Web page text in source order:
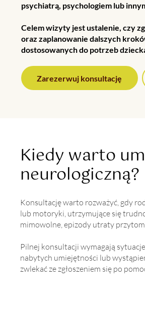
psychiatrą, psychologiem lub
Celem wizyty jest ustalenie, czy
oraz zaplanowanie dalszych
dostosowanych do potrzeb
Zarezerwuj konsultację
Kiedy warto
neurologiczną?
Konsultację warto rozważyć, gdy
lub motoryki, utrzymujące się
mimowolne, epizody utraty
Pilnej konsultacji wymagają
nabytych umiejętności lub
zwlekać ze zgłoszeniem się po